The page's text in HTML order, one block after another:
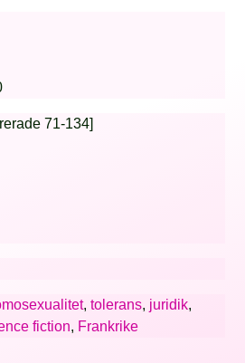
71-134]
, tolerans, juridik,
fiction, Frankrike